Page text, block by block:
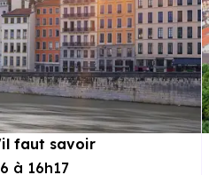
faut savoir
à 16h17